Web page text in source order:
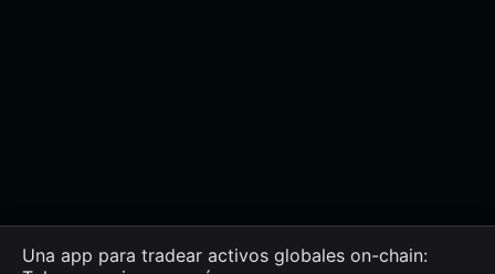
Una app para tradear activos globales on-chain: